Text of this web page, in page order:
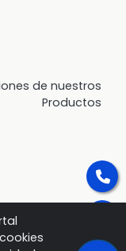
de nuestros
Productos